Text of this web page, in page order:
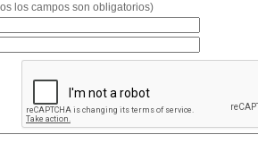
los campos son obligatorios)